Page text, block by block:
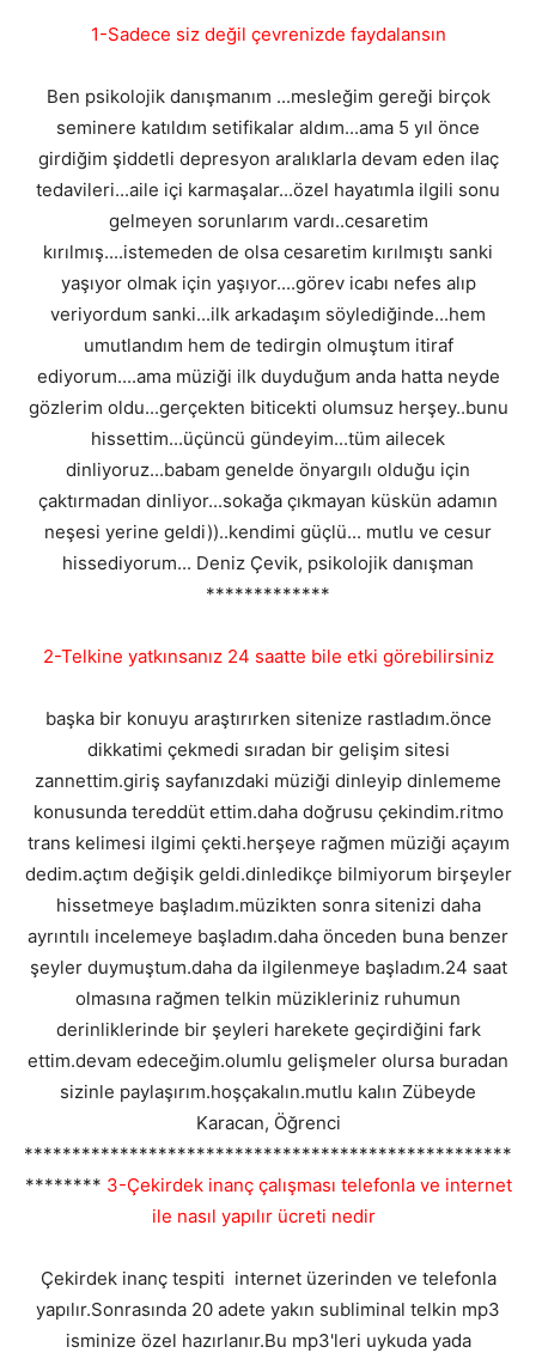
1-Sadece siz değil çevrenizde faydalansın
Ben psikolojik danışmanım ...mesleğim gereği birçok
seminere katıldım setifikalar aldım...ama 5 yıl önce
girdiğim şiddetli depresyon aralıklarla devam eden ilaç
tedavileri...aile içi karmaşalar...özel hayatımla ilgili sonu
gelmeyen sorunlarım vardı..cesaretim
kırılmış....istemeden de olsa cesaretim kırılmıştı sanki
yaşıyor olmak için yaşıyor....görev icabı nefes alıp
veriyordum sanki...ilk arkadaşım söylediğinde...hem
umutlandım hem de tedirgin olmuştum itiraf
ediyorum....ama müziği ilk duyduğum anda hatta neyde
gözlerim oldu...gerçekten biticekti olumsuz herşey..bunu
hissettim...üçüncü gündeyim...tüm ailecek
dinliyoruz...babam genelde önyargılı olduğu için
çaktırmadan dinliyor...sokağa çıkmayan küskün adamın
neşesi yerine geldi))..kendimi güçlü... mutlu ve cesur
hissediyorum... Deniz Çevik, psikolojik danışman
*************
2-Telkine yatkınsanız 24 saatte bile etki görebilirsiniz
başka bir konuyu araştırırken sitenize rastladım.önce
dikkatimi çekmedi sıradan bir gelişim sitesi
zannettim.giriş sayfanızdaki müziği dinleyip dinlememe
konusunda tereddüt ettim.daha doğrusu çekindim.ritmo
trans kelimesi ilgimi çekti.herşeye rağmen müziği açayım
dedim.açtım değişik geldi.dinledikçe bilmiyorum birşeyler
hissetmeye başladım.müzikten sonra sitenizi daha
ayrıntılı incelemeye başladım.daha önceden buna benzer
şeyler duymuştum.daha da ilgilenmeye başladım.24 saat
olmasına rağmen telkin müzikleriniz ruhumun
derinliklerinde bir şeyleri harekete geçirdiğini fark
ettim.devam edeceğim.olumlu gelişmeler olursa buradan
sizinle paylaşırım.hoşçakalın.mutlu kalın Zübeyde
Karacan, Öğrenci
***************************************************
******** 3-Çekirdek inanç çalışması telefonla ve internet
ile nasıl yapılır ücreti nedir
Çekirdek inanç tespiti internet üzerinden ve telefonla
yapılır.Sonrasında 20 adete yakın subliminal telkin mp3
isminize özel hazırlanır.Bu mp3'leri uykuda yada